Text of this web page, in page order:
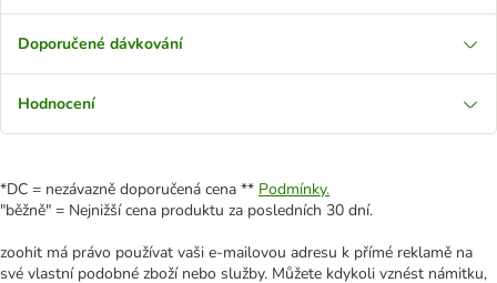
Doporučené dávkování
Hodnocení
*DC = nezávazně doporučená cena ** Podmínky.
"běžně" = Nejnižší cena produktu za posledních 30 dní.
zoohit má právo používat vaši e-mailovou adresu k přímé reklamě na
své vlastní podobné zboží nebo služby. Můžete kdykoli vznést námitku,